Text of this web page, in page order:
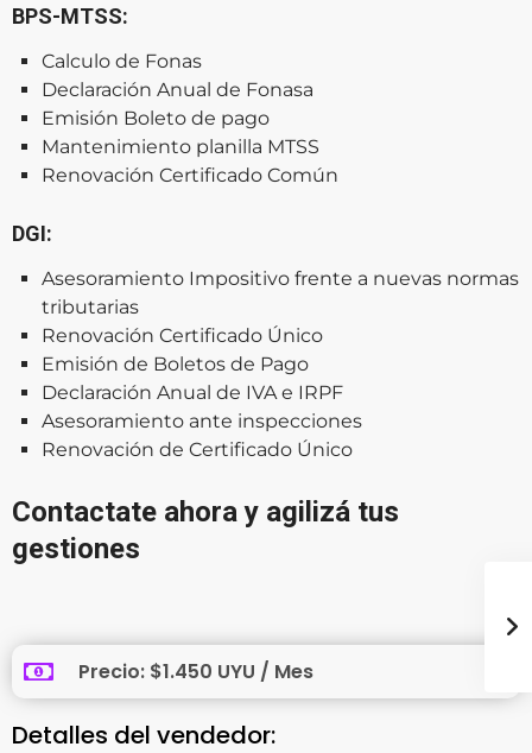
BPS-MTSS:
Calculo de Fonas
Declaración Anual de Fonasa
Emisión Boleto de pago
Mantenimiento planilla MTSS
Renovación Certificado Común
DGI:
Asesoramiento Impositivo frente a nuevas normas
tributarias
Renovación Certificado Único
Emisión de Boletos de Pago
Declaración Anual de IVA e IRPF
Asesoramiento ante inspecciones
Renovación de Certificado Único
Contactate ahora y agilizá tus
gestiones
Precio: $1.450 UYU / Mes
Detalles del vendedor: